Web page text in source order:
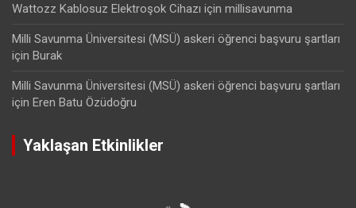
Wattozz Kablosuz Elektroşok Cihazı için millisavunma
Milli Savunma Üniversitesi (MSÜ) askeri öğrenci başvuru şartları
için Burak
Milli Savunma Üniversitesi (MSÜ) askeri öğrenci başvuru şartları
için Eren Batu Özüdoğru
Yaklaşan Etkinlikler